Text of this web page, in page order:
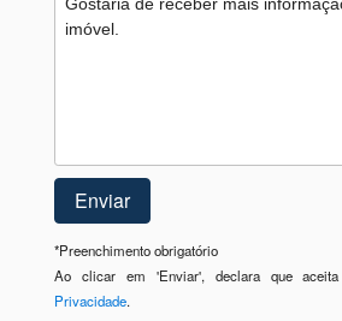
*Preenchimento obrigatório
Ao clicar em 'Enviar', declara que
Privacidade.